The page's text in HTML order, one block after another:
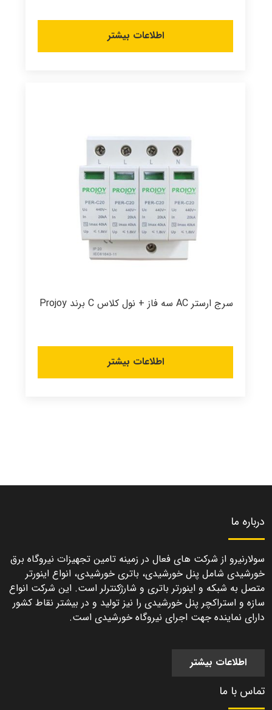
اطلاعات بیشتر
سرج ارستر AC سه فاز + نول کلاس C برند Projoy
اطلاعات بیشتر
درباره ما
سولارنیرو از شرکت های فعال در زمینه تامین تجهیزات نیروگاه برق
خورشیدی شامل پنل خورشیدی، باتری خورشیدی، انواع اینورتر
متصل به شبکه و اینورتر باتری و شارژکنترلر است. این شرکت انواع
سازه و استراکچر پنل خورشیدی را نیز تولید و در بیشتر نقاط کشور
دارای نماینده جهت اجرای نیروگاه خورشیدی است.
اطلاعات بیشتر
تماس با ما